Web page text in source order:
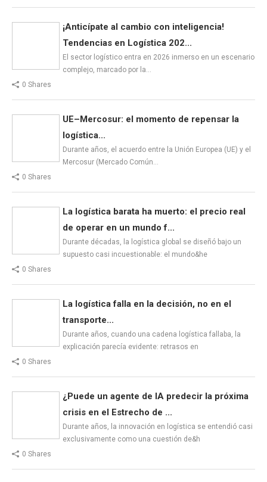
¡Anticípate al cambio con inteligencia!
Tendencias en Logística 202...
El sector logístico entra en 2026 inmerso en un escenario
complejo, marcado por la…
0 Shares
UE–Mercosur: el momento de repensar la
logística...
Durante años, el acuerdo entre la Unión Europea (UE) y el
Mercosur (Mercado Común…
0 Shares
La logística barata ha muerto: el precio real
de operar en un mundo f...
Durante décadas, la logística global se diseñó bajo un
supuesto casi incuestionable: el mundo&he
0 Shares
La logística falla en la decisión, no en el
transporte...
Durante años, cuando una cadena logística fallaba, la
explicación parecía evidente: retrasos en
0 Shares
¿Puede un agente de IA predecir la próxima
crisis en el Estrecho de ...
Durante años, la innovación en logística se entendió casi
exclusivamente como una cuestión de&h
0 Shares